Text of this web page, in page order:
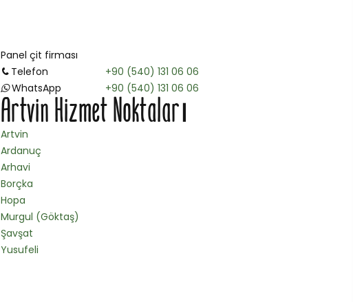
Panel çit firması
Telefon
+90 (540) 131 06 06
WhatsApp
+90 (540) 131 06 06
Artvin Hizmet Noktaları
Artvin
Ardanuç
Arhavi
Borçka
Hopa
Murgul (Göktaş)
Şavşat
Yusufeli